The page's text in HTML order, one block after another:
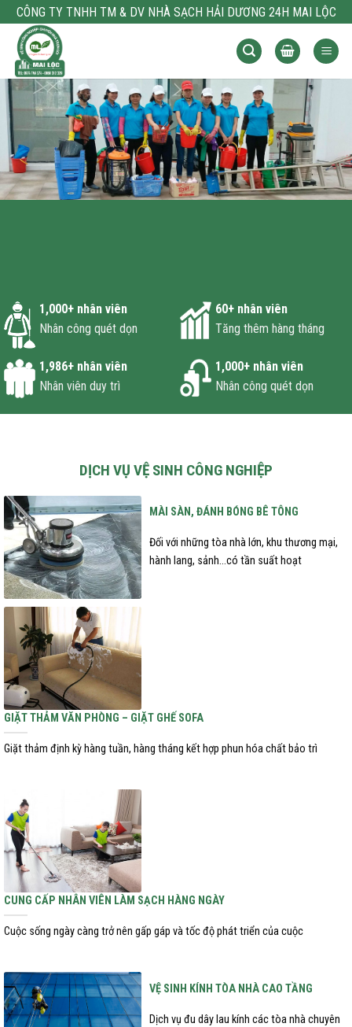
qua
dung
CÔNG TY TNHH TM & DV NHÀ SẠCH HẢI DƯƠNG 24H MAI LỘC
1,000+ nhân viên
Nhân công quét dọn
60+ nhân viên
Tăng thêm hàng tháng
1,986+ nhân viên
Nhân viên duy trì
1,000+ nhân viên
Nhân công quét dọn
DỊCH VỤ VỆ SINH CÔNG NGHIỆP
MÀI SÀN, ĐÁNH BÓNG BÊ TÔNG
Đối với những tòa nhà lớn, khu thương mại,
hành lang, sảnh…có tần suất hoạt
GIẶT THẢM VĂN PHÒNG – GIẶT GHẾ SOFA
Giặt thảm định kỳ hàng tuần, hàng tháng kết hợp phun hóa chất bảo trì
CUNG CẤP NHÂN VIÊN LÀM SẠCH HÀNG NGÀY
Cuộc sống ngày càng trở nên gấp gáp và tốc độ phát triển của cuộc
VỆ SINH KÍNH TÒA NHÀ CAO TẦNG
Dịch vụ đu dây lau kính các tòa nhà chuyên